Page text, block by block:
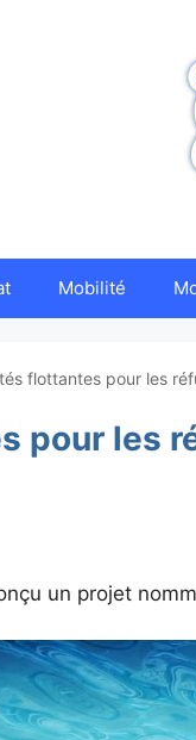
Mobilité
flottantes pour les
pour les
un projet